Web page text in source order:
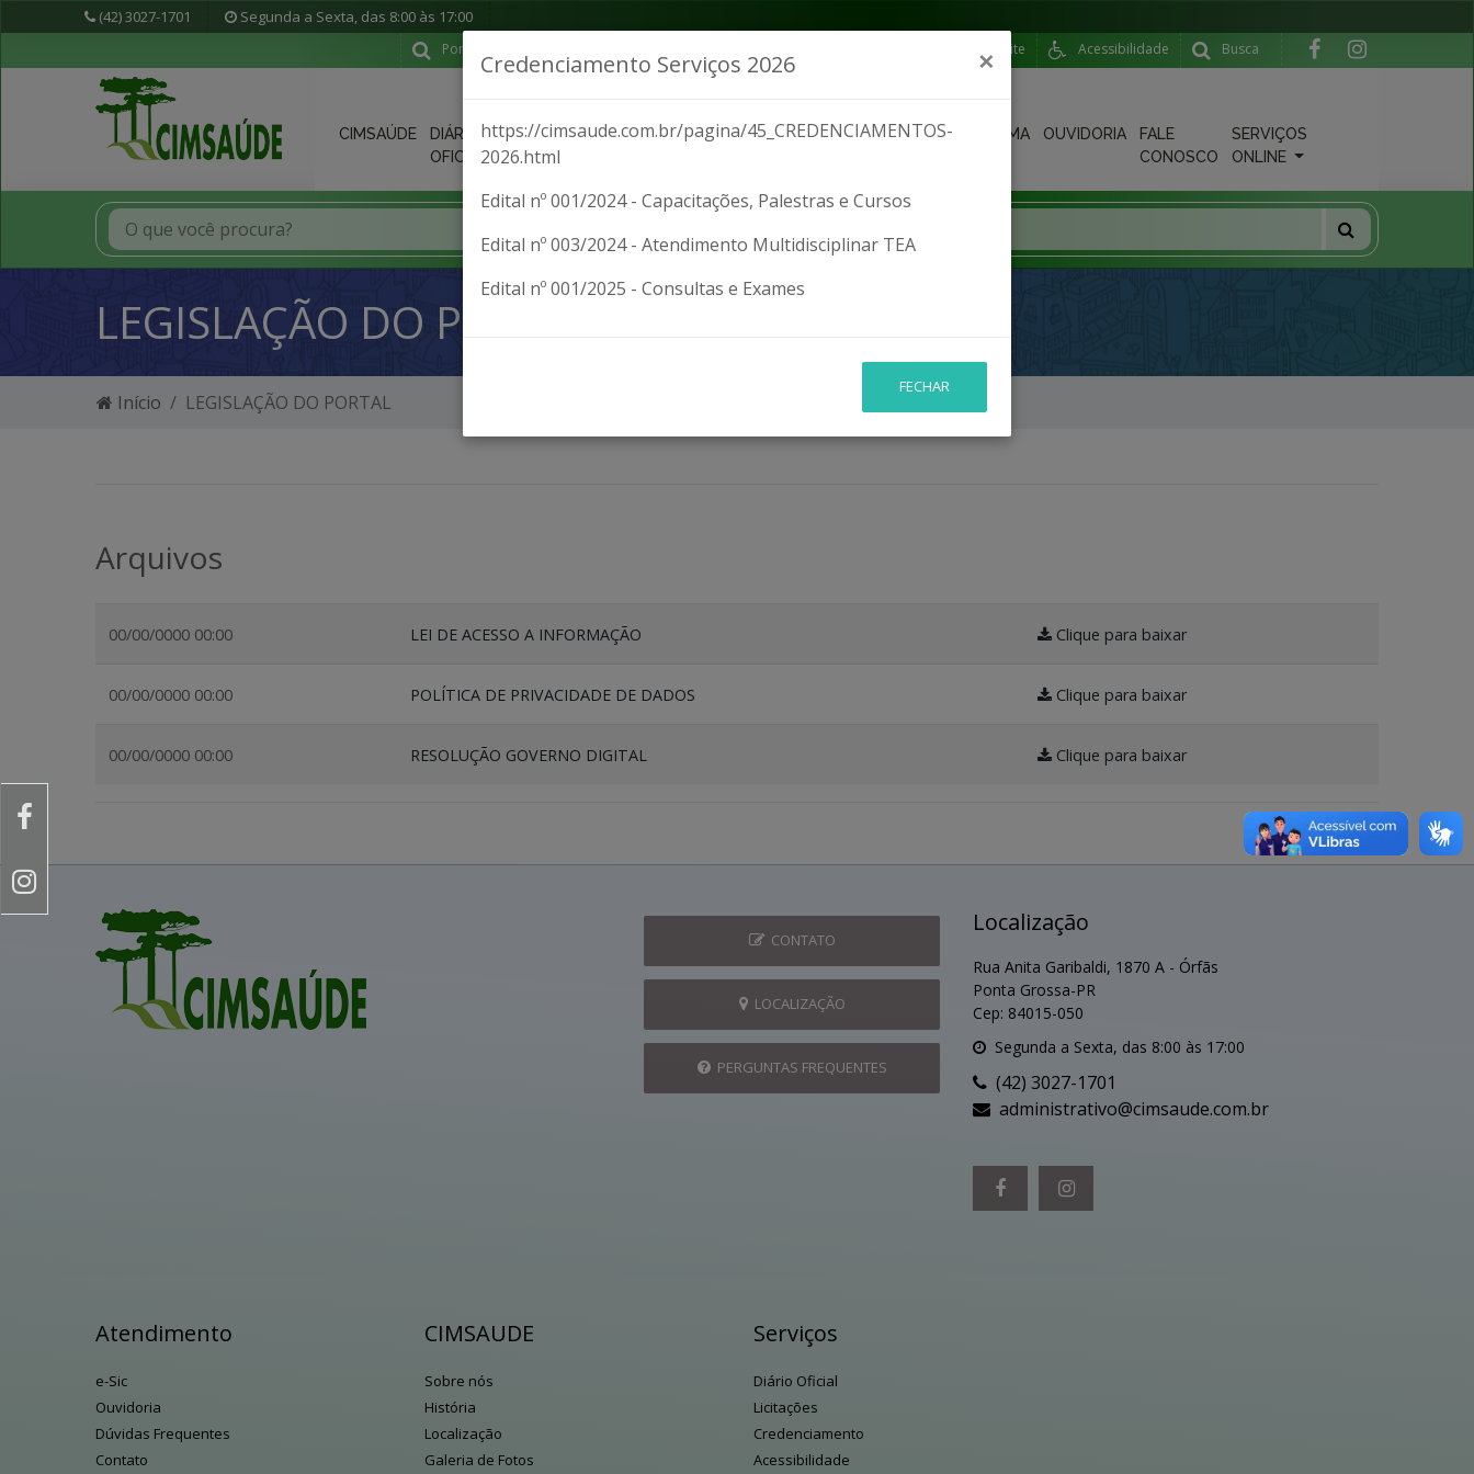
(42) 3027-1701 Segunda a Sexta, das 8:00 às 17:00
Busca
Acessibilidade
Mapa do Site
Portal da Transparência
CIMSAÚDE
DIÁRIO
OFICIAL
NOTÍCIAS CREDENCIAMENTOS LICITAÇÕES LEGISLAÇÂO
SISTEMA
OUVIDORIA
FALE
CONOSCO
SERVIÇOS
ONLINE
LEGISLAÇÃO DO PORTAL
Início LEGISLAÇÃO DO PORTAL
Arquivos
00/00/0000 00:00 LEI DE ACESSO A INFORMAÇÃO Clique para baixar
00/00/0000 00:00 POLÍTICA DE PRIVACIDADE DE DADOS Clique para baixar
00/00/0000 00:00 RESOLUÇÃO GOVERNO DIGITAL Clique para baixar
Credenciamento Serviços 2026 ×
https://cimsaude.com.br/pagina/45_CREDENCIAMENTOS-
2026.html
Edital nº 001/2024 - Capacitações, Palestras e Cursos
Edital nº 003/2024 - Atendimento Multidisciplinar TEA
Edital nº 001/2025 - Consultas e Exames
FECHAR
CONTATO
LOCALIZAÇÃO
PERGUNTAS FREQUENTES
Localização
Rua Anita Garibaldi, 1870 A - Órfãs
Ponta Grossa-PR
Cep: 84015-050
Segunda a Sexta, das 8:00 às 17:00
(42) 3027-1701
administrativo@cimsaude.com.br
Atendimento
e-Sic
Ouvidoria
Dúvidas Frequentes
Contato
CIMSAUDE
Sobre nós
História
Localização
Galeria de Fotos
Serviços
Diário Oficial
Licitações
Credenciamento
Acessibilidade